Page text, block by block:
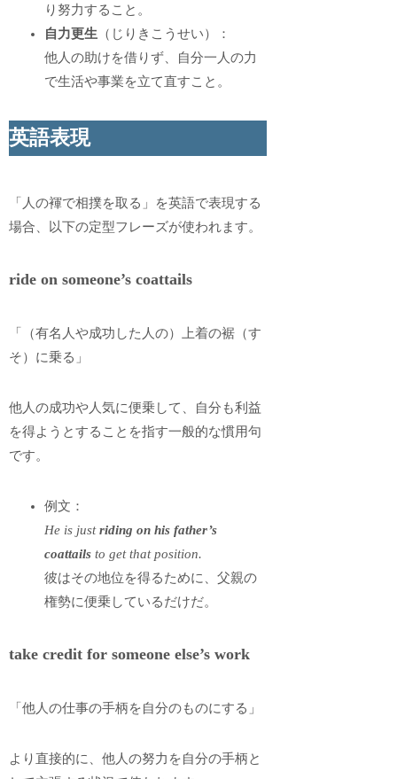
り努力すること。
自力更生 （じりきこうせい）：
他人の助けを借りず、自分一人の力
で生活や事業を立て直すこと。
英語表現
「人の褌で相撲を取る」を英語で表現する
場合、以下の定型フレーズが使われます。
ride on someone’s coattails
「（有名人や成功した人の）上着の裾（す
そ）に乗る」
他人の成功や人気に便乗して、自分も利益
を得ようとすることを指す一般的な慣用句
です。
例文：
He is justriding on his father’s
coattails to get that position.
彼はその地位を得るために、父親の
権勢に便乗しているだけだ。
take credit for someone else’s work
「他人の仕事の手柄を自分のものにする」
より直接的に、他人の努力を自分の手柄と